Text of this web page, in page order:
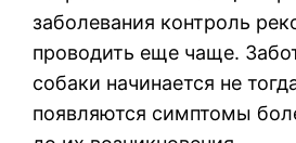
заболевания контроль
проводить еще чаще.
собаки начинается не
появляются симптомы